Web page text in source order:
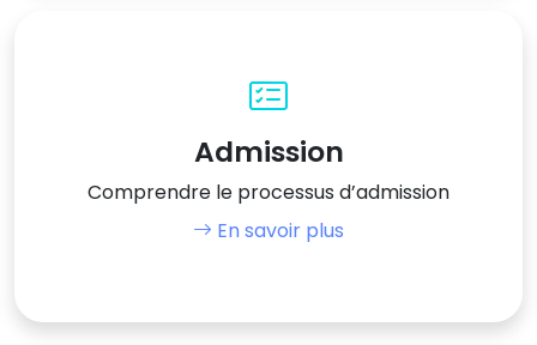
Admission
Comprendre le processus d’admission
En savoir plus